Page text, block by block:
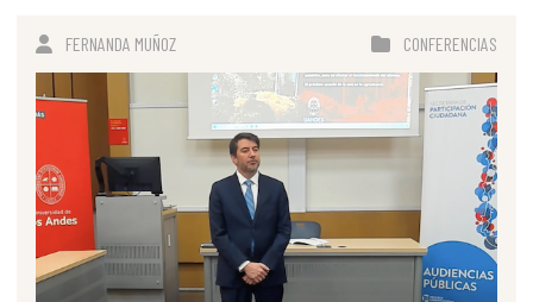
FERNANDA MUÑOZ CONFERENCIAS